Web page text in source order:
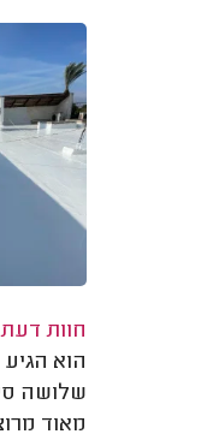
חוות
הוא הגיע
שלושה
מאוד